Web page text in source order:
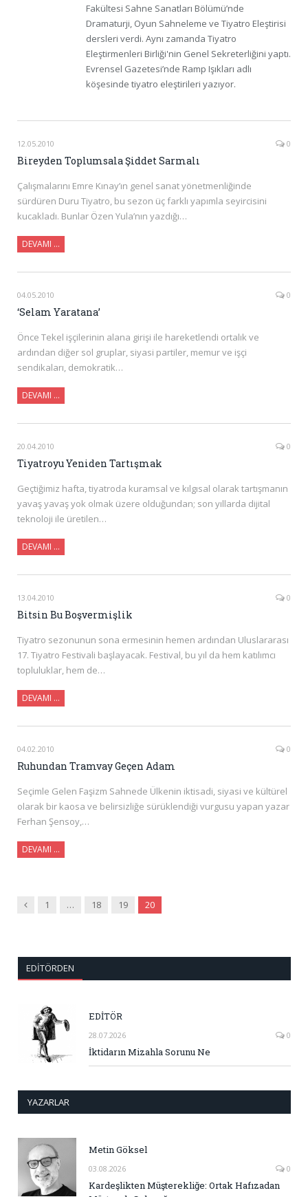
Fakültesi Sahne Sanatları Bölümü’nde
Dramaturji, Oyun Sahneleme ve Tiyatro Eleştirisi
dersleri verdi. Aynı zamanda Tiyatro
Eleştirmenleri Birliği'nin Genel Sekreterliğini yaptı.
Evrensel Gazetesi’nde Ramp Işıkları adlı
köşesinde tiyatro eleştirileri yazıyor.
12.05.2010 0
Bireyden Toplumsala Şiddet Sarmalı
Çalışmalarını Emre Kınay’ın genel sanat yönetmenliğinde
sürdüren Duru Tiyatro, bu sezon üç farklı yapımla seyircisini
kucakladı. Bunlar Özen Yula’nın yazdığı…
DEVAMI …
04.05.2010 0
‘Selam Yaratana’
Önce Tekel işçilerinin alana girişi ile hareketlendi ortalık ve
ardından diğer sol gruplar, siyasi partiler, memur ve işçi
sendikaları, demokratik…
DEVAMI …
20.04.2010 0
Tiyatroyu Yeniden Tartışmak
Geçtiğimiz hafta, tiyatroda kuramsal ve kılgısal olarak tartışmanın
yavaş yavaş yok olmak üzere olduğundan; son yıllarda dijital
teknoloji ile üretilen…
DEVAMI …
13.04.2010 0
Bitsin Bu Boşvermişlik
Tiyatro sezonunun sona ermesinin hemen ardından Uluslararası
17. Tiyatro Festivali başlayacak. Festival, bu yıl da hem katılımcı
topluluklar, hem de…
DEVAMI …
04.02.2010 0
Ruhundan Tramvay Geçen Adam
Seçimle Gelen Faşizm Sahnede Ülkenin iktisadi, siyasi ve kültürel
olarak bir kaosa ve belirsizliğe sürüklendiği vurgusu yapan yazar
Ferhan Şensoy,…
DEVAMI …
Önceki
1 … 18 19 20
EDITÖRDEN
EDİTÖR
28.07.2026 0
İktidarın Mizahla Sorunu Ne
YAZARLAR
Metin Göksel
03.08.2026 0
Kardeşlikten Müşterekliğe: Ortak Hafızadan